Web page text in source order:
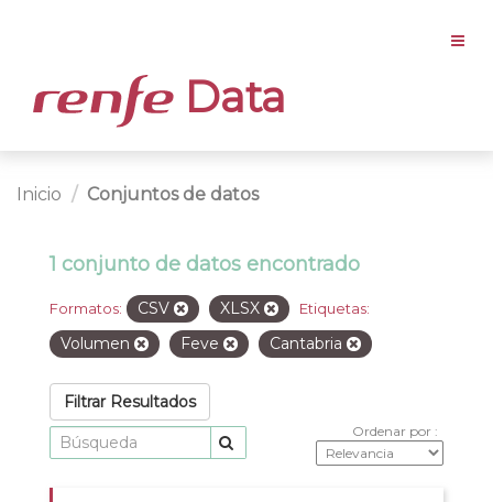
Data
Inicio Conjuntos de datos
1 conjunto de datos encontrado
Formatos: CSV XLSX Etiquetas:
Volumen Feve Cantabria
Filtrar Resultados
Ordenar por